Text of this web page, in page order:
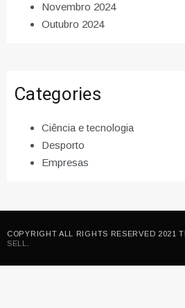
Novembro 2024
Outubro 2024
Categories
Ciência e tecnologia
Desporto
Empresas
COPYRIGHT ALL RIGHTS RESERVED 2021
SELL